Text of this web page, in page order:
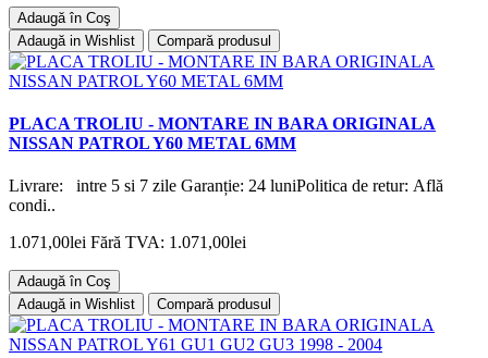
Adaugă în Coş
Adaugă in Wishlist
Compară produsul
PLACA TROLIU - MONTARE IN BARA ORIGINALA
NISSAN PATROL Y60 METAL 6MM
Livrare: intre 5 si 7 zile Garanție: 24 luniPolitica de retur: Află
condi..
1.071,00lei Fără TVA: 1.071,00lei
Adaugă în Coş
Adaugă in Wishlist
Compară produsul